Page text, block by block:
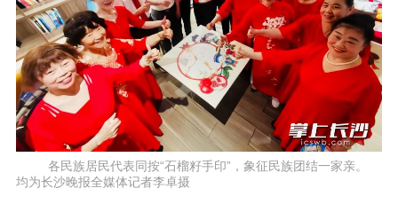
各民族居民代表同按“石榴籽手印”，象征民族团结一家亲。
均为长沙晚报全媒体记者李卓摄